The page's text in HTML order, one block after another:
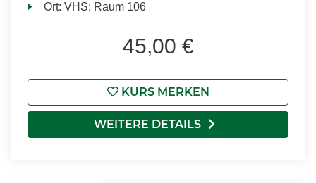
Ort:VHS; Raum 106
45,00 €
KURS MERKEN
WEITERE DETAILS